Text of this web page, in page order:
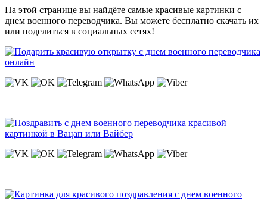
На этой странице вы найдёте самые красивые картинки с
днем военного переводчика. Вы можете бесплатно скачать их
или поделиться в социальных сетях!